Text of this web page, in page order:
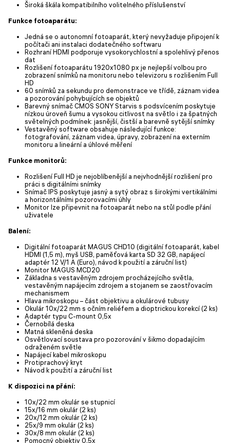
Široká škála kompatibilního volitelného příslušenství
Funkce fotoaparátu:
Jedná se o autonomní fotoaparát, který nevyžaduje připojení k
počítači ani instalaci dodatečného softwaru
Rozhraní HDMI podporuje vysokorychlostní a spolehlivý přenos
dat
Rozlišení fotoaparátu 1920x1080 px je nejlepší volbou pro
zobrazení snímků na monitoru nebo televizoru s rozlišením Full
HD
60 snímků za sekundu pro demonstrace ve třídě, záznam videa
a pozorování pohybujících se objektů
Barevný snímač CMOS SONY Starvis s podsvícením poskytuje
nízkou úroveň šumu a vysokou citlivost na světlo i za špatných
světelných podmínek: jasnější, čistší a barevně sytější snímky
Vestavěný software obsahuje následující funkce:
fotografování, záznam videa, úpravy, zobrazení na externím
monitoru a lineární a úhlové měření
Funkce monitorů:
Rozlišení Full HD je nejoblíbenější a nejvhodnější rozlišení pro
práci s digitálními snímky
Snímač IPS poskytuje jasný a sytý obraz s širokými vertikálními
a horizontálními pozorovacími úhly
Monitor lze připevnit na fotoaparát nebo na stůl podle přání
uživatele
Balení:
Digitální fotoaparát MAGUS CHD10 (digitální fotoaparát, kabel
HDMI (1,5 m), myš USB, paměťová karta SD 32 GB, napájecí
adaptér 12 V/1 A (Euro), návod k použití a záruční list)
Monitor MAGUS MCD20
Základna s vestavěným zdrojem procházejícího světla,
vestavěným napájecím zdrojem a stojanem se zaostřovacím
mechanismem
Hlava mikroskopu – část objektivu a okulárové tubusy
Okulár 10х/22 mm s očním reliéfem a dioptrickou korekcí (2 ks)
Adaptér typu C-mount 0,5x
Černobílá deska
Matná skleněná deska
Osvětlovací soustava pro pozorování v šikmo dopadajícím
odraženém světle
Napájecí kabel mikroskopu
Protiprachový kryt
Návod k použití a záruční list
K dispozici na přání:
10x/22 mm okulár se stupnicí
15х/16 mm okulár (2 ks)
20х/12 mm okulár (2 ks)
25х/9 mm okulár (2 ks)
30х/8 mm okulár (2 ks)
Pomocný objektiv 0,5x